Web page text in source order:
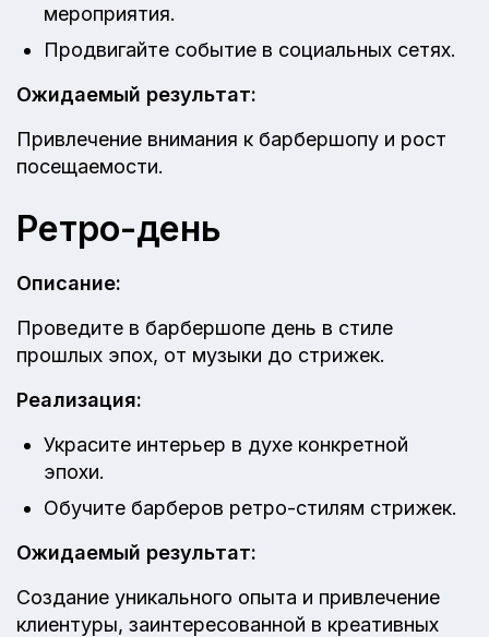
мероприятия.
Продвигайте событие в социальных сетях.
Ожидаемый результат:
Привлечение внимания к барбершопу и рост
посещаемости.
Ретро-день
Описание:
Проведите в барбершопе день в стиле
прошлых эпох, от музыки до стрижек.
Реализация:
Украсите интерьер в духе конкретной
эпохи.
Обучите барберов ретро-стилям стрижек.
Ожидаемый результат:
Создание уникального опыта и привлечение
клиентуры, заинтересованной в креативных